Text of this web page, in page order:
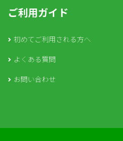
ご利用ガイド
初めてご利用される方へ
よくある質問
お問い合わせ